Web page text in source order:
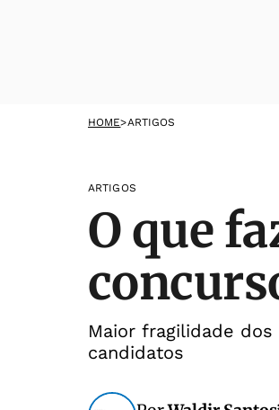
HOME>ARTIGOS
ARTIGOS
O que
Maior fragilidade
candidatos